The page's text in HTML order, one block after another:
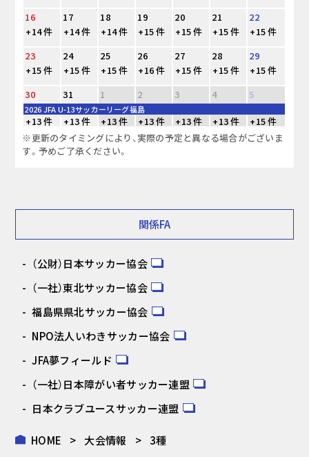
16
17 18 19 20 21
22
+14 件
+14 件 +14 件 +15 件 +15 件 +15 件
+15 件
23
24 25 26 27 28
29
+15 件
+15 件 +15 件 +16 件 +15 件 +15 件
+15 件
30
31 1 2 3 4 5
2026 JFA U-13サッカーリーグ福島
+13 件 +13 件 +13 件 +13 件 +13 件 +13 件
+15 件
※更新のタイミングにより、実際の予定と異なる場合がございま
す。予めご了承ください。
関係FA
（公財）日本サッカー協会
（一社）東北サッカー協会
福島県県北サッカー協会
NPO法人いわきサッカー協会
JFA夢フィールド
（一社）日本障がい者サッカー連盟
日本クラブユースサッカー連盟
HOME 大会情報 3種